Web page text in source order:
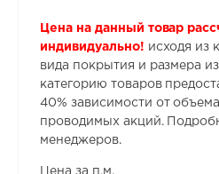
Цена на данный товар
индивидуально! исходя из
вида покрытия и размера
категорию товаров
40% зависимости от объема
проводимых акций.
менеджеров.
Цена за п.м.